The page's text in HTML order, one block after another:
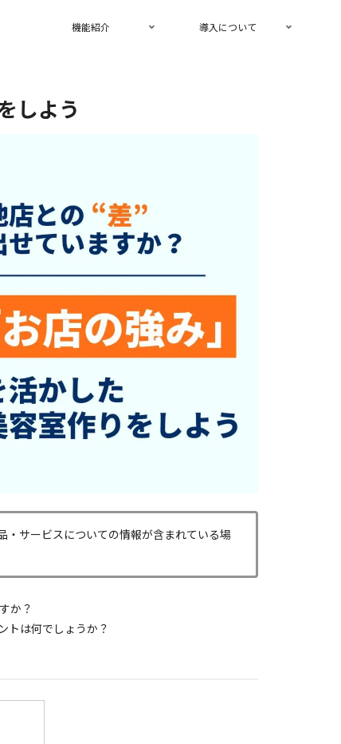
機能紹介 導入について
しよう
サービスについての情報が含まれている場
か？
トは何でしょうか？